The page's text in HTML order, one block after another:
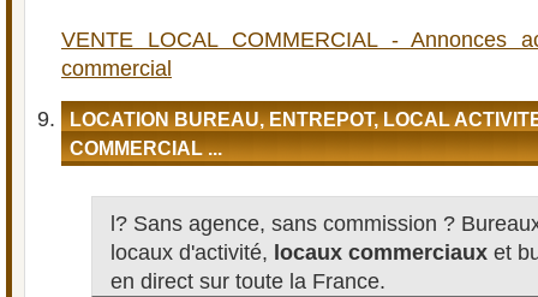
VENTE LOCAL COMMERCIAL - Annonces
commercial
LOCATION BUREAU, ENTREPOT, LOCAL
COMMERCIAL ...
l? Sans agence, sans commission ?
locaux d'activité, locaux commerciaux et
en direct sur toute la France.